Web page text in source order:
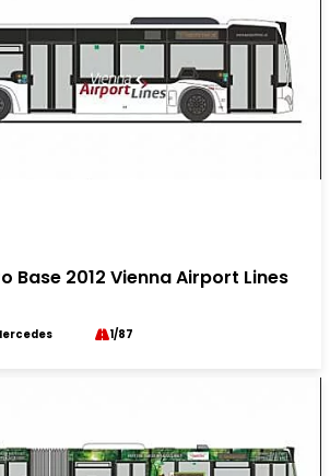
Base 2012 Vienna Airport Lines
1/87